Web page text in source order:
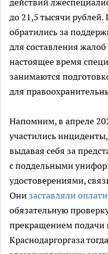
действий
до 21,5 тысячи
обратились за
для составления
настоящее время
занимаются
для
Напомним, в апреле
участились
выдавая себя за
с поддельными
удостоверениями,
Они заставляли
обязательную
прекращением подачи
Краснодаргоргаза